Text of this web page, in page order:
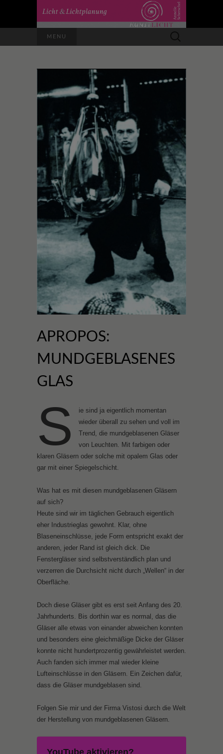
MENU
nach:
APROPOS:
MUNDGEBLASENES
GLAS
S
ie sind ja eigentlich momentan
wieder überall zu sehen und voll im
Trend, die mundgeblasenen Gläser
von Leuchten. Mit farbigen oder
klaren Gläsern oder solche mit opalem Glas oder
gar mit einer Spiegelschicht.
Was hat es mit diesen mundgeblasenen Gläsern
auf sich?
Heute sind wir im täglichen Gebrauch eigentlich
eher Industrieglas gewohnt. Klar, ohne
Blaseneinschlüsse, jede Form entspricht exakt der
anderen, jeder Rand ist gleich dick. Die
Fenstergläser sind selbstverständlich plan und
verzerren die Durchsicht nicht durch „Wellen“ in der
Oberfläche.
Doch diese Gläser gibt es erst seit Anfang des 20.
Jahrhunderts. Bis dorthin war es normal, das die
Gläser alle etwas von einander abweichen konnten
und besonders eine gleichmäßige Dicke der Gläser
konnte nicht hundertprozentig gewährleistet werden.
Auch fanden sich immer mal wieder kleine
Lufteinschlüsse in den Gläsern. Ein Zeichen dafür,
dass die Gläser mundgeblasen sind.
Folgen Sie mir und der Firma Vistosi durch die Welt
der Herstellung von mundgeblasenen Gläsern.